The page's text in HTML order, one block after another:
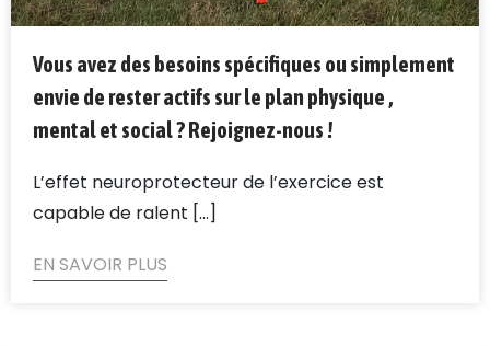
Vous avez des besoins spécifiques ou simplement
envie de rester actifs sur le plan physique ,
mental et social ? Rejoignez-nous !
L’effet neuroprotecteur de l’exercice est
capable de ralent [...]
EN SAVOIR PLUS